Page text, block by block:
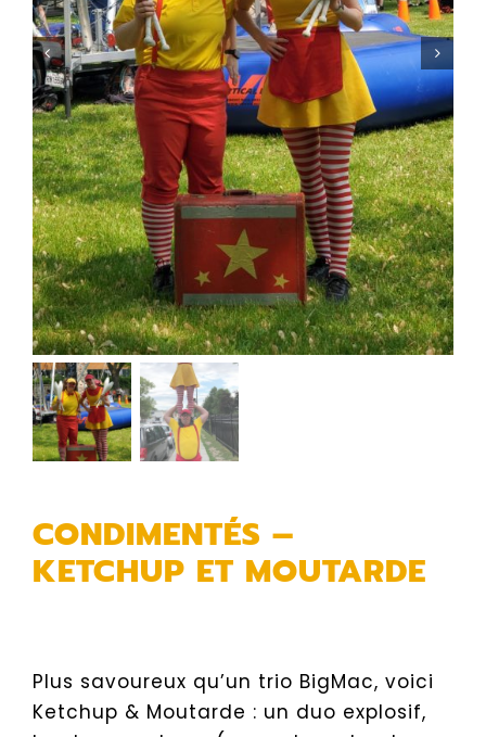
CONDIMENTÉS –
KETCHUP ET MOUTARDE
Plus savoureux qu’un trio BigMac, voici
Ketchup & Moutarde : un duo explosif,